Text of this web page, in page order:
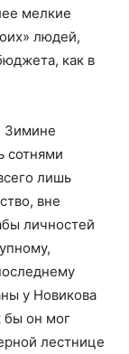
мелкие
людей,
как в
Зимине
сотнями
лишь
вне
личностей
у Новикова
бы он мог
лестнице